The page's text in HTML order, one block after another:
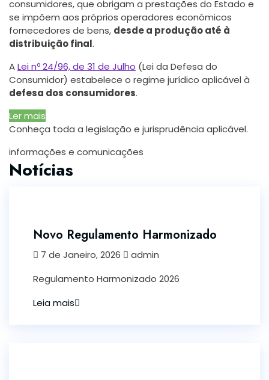
consumidores, que obrigam a prestações do Estado e
se impõem aos próprios operadores económicos
fornecedores de bens, desde a produção até à
distribuição final.
ALei nº 24/96, de 31 de Julho (Lei da Defesa do
Consumidor) estabelece o regime jurídico aplicável à
defesa dos consumidores.
Ler mais
Conheça toda a legislação e jurisprudência aplicável.
informações e comunicações
Notícias
Novo Regulamento Harmonizado
7 de Janeiro, 2026
admin
Regulamento Harmonizado 2026
Leia mais